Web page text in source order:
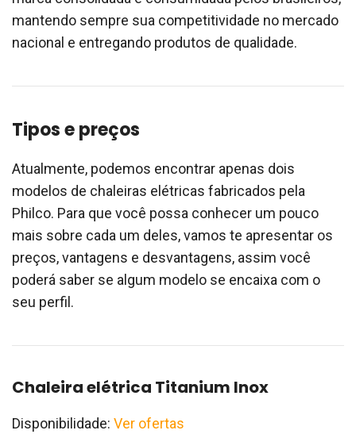
mantendo sempre sua competitividade no mercado
nacional e entregando produtos de qualidade.
Tipos e preços
Atualmente, podemos encontrar apenas dois
modelos de chaleiras elétricas fabricados pela
Philco. Para que você possa conhecer um pouco
mais sobre cada um deles, vamos te apresentar os
preços, vantagens e desvantagens, assim você
poderá saber se algum modelo se encaixa com o
seu perfil.
Chaleira elétrica Titanium Inox
Disponibilidade: Ver ofertas